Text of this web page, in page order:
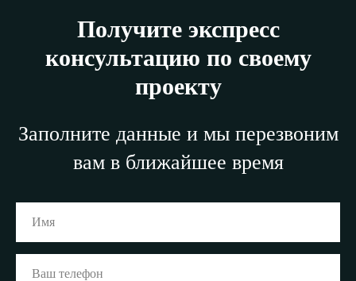
Получите экспресс
консультацию по своему
проекту
Заполните данные и мы перезвоним
вам в ближайшее время